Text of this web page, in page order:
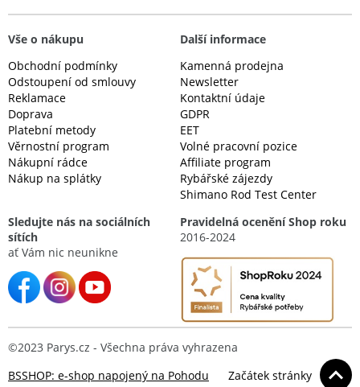
Vše o nákupu
Obchodní podmínky
Odstoupení od smlouvy
Reklamace
Doprava
Platební metody
Věrnostní program
Nákupní rádce
Nákup na splátky
Další informace
Kamenná prodejna
Newsletter
Kontaktní údaje
GDPR
EET
Volné pracovní pozice
Affiliate program
Rybářské zájezdy
Shimano Rod Test Center
Sledujte nás na sociálních
sítích
ať Vám nic neunikne
Pravidelná ocenění Shop roku
2016-2024
©2023 Parys.cz - Všechna práva vyhrazena
BSSHOP: e-shop napojený na Pohodu
Začátek stránky